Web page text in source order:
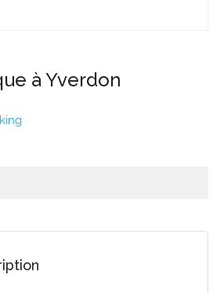
à Yverdon